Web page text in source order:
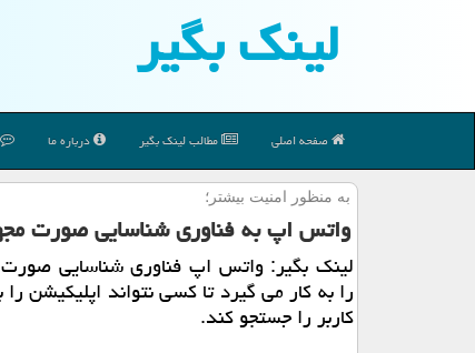
لینك بگیر
صفحه اصلی مطالب لینك بگیر درباره ما
به منظور امنیت بیشتر؛
واتس اپ به فناوری شناسایی صورت
لینك بگیر: واتس اپ فناوری شناسایی
را به كار می گیرد تا كسی نتواند اپلیكیشن را
كاربر را جستجو كند.